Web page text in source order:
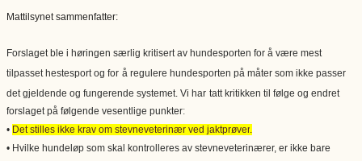
Mattilsynet sammenfatter:
Forslaget ble i høringen særlig kritisert av hundesporten for å være mest
tilpasset hestesport og for å regulere hundesporten på måter som ikke passer
det gjeldende og fungerende systemet. Vi har tatt kritikken til følge og endret
forslaget på følgende vesentlige punkter:
• Det stilles ikke krav om stevneveterinær ved jaktprøver.
• Hvilke hundeløp som skal kontrolleres av stevneveterinærer, er ikke bare